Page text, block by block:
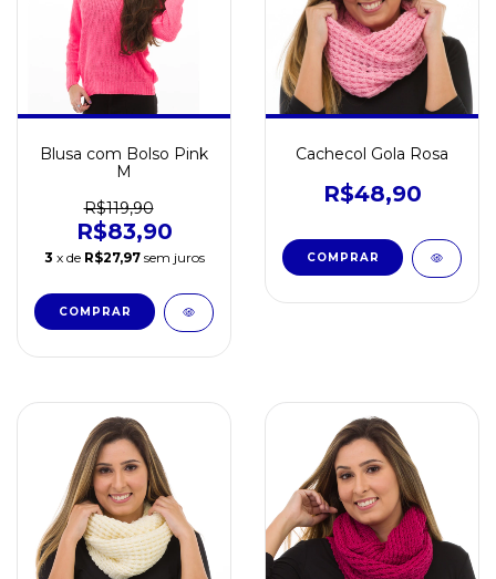
Blusa com Bolso Pink
M
R$119,90
R$83,90
3 x de R$27,97 sem juros
Cachecol Gola Rosa
R$48,90